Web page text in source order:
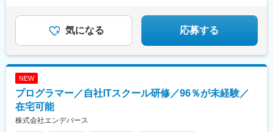
町田駅、調布駅、天王洲アイル駅、天王町駅、浅草駅(ＴＸ)、向原
駅(東京都)、東陽町駅、藤沢駅、南砂町駅、南与野駅、二子玉川
駅、有楽町駅、日本橋駅(東京都)、柏駅、八王子駅、麹町駅、青山
立場駅、下飯田駅、中田駅(神奈川県)、戸塚駅、舞岡駅、上永谷
駅、港南中央駅、上大岡駅、弘明寺駅(横浜市営)、蒔田駅、吉野町
駅、阪東橋駅、関内駅、戸部駅、反町駅、三ツ沢上町駅、片倉町
駅、岸根公園駅、北新横浜駅、新羽駅、仲町台駅、中川駅(神奈川
気になる 応募する
NEW
プログラマー／自社ITスクール研修／96％が未経験／
在宅可能
株式会社エンデバース